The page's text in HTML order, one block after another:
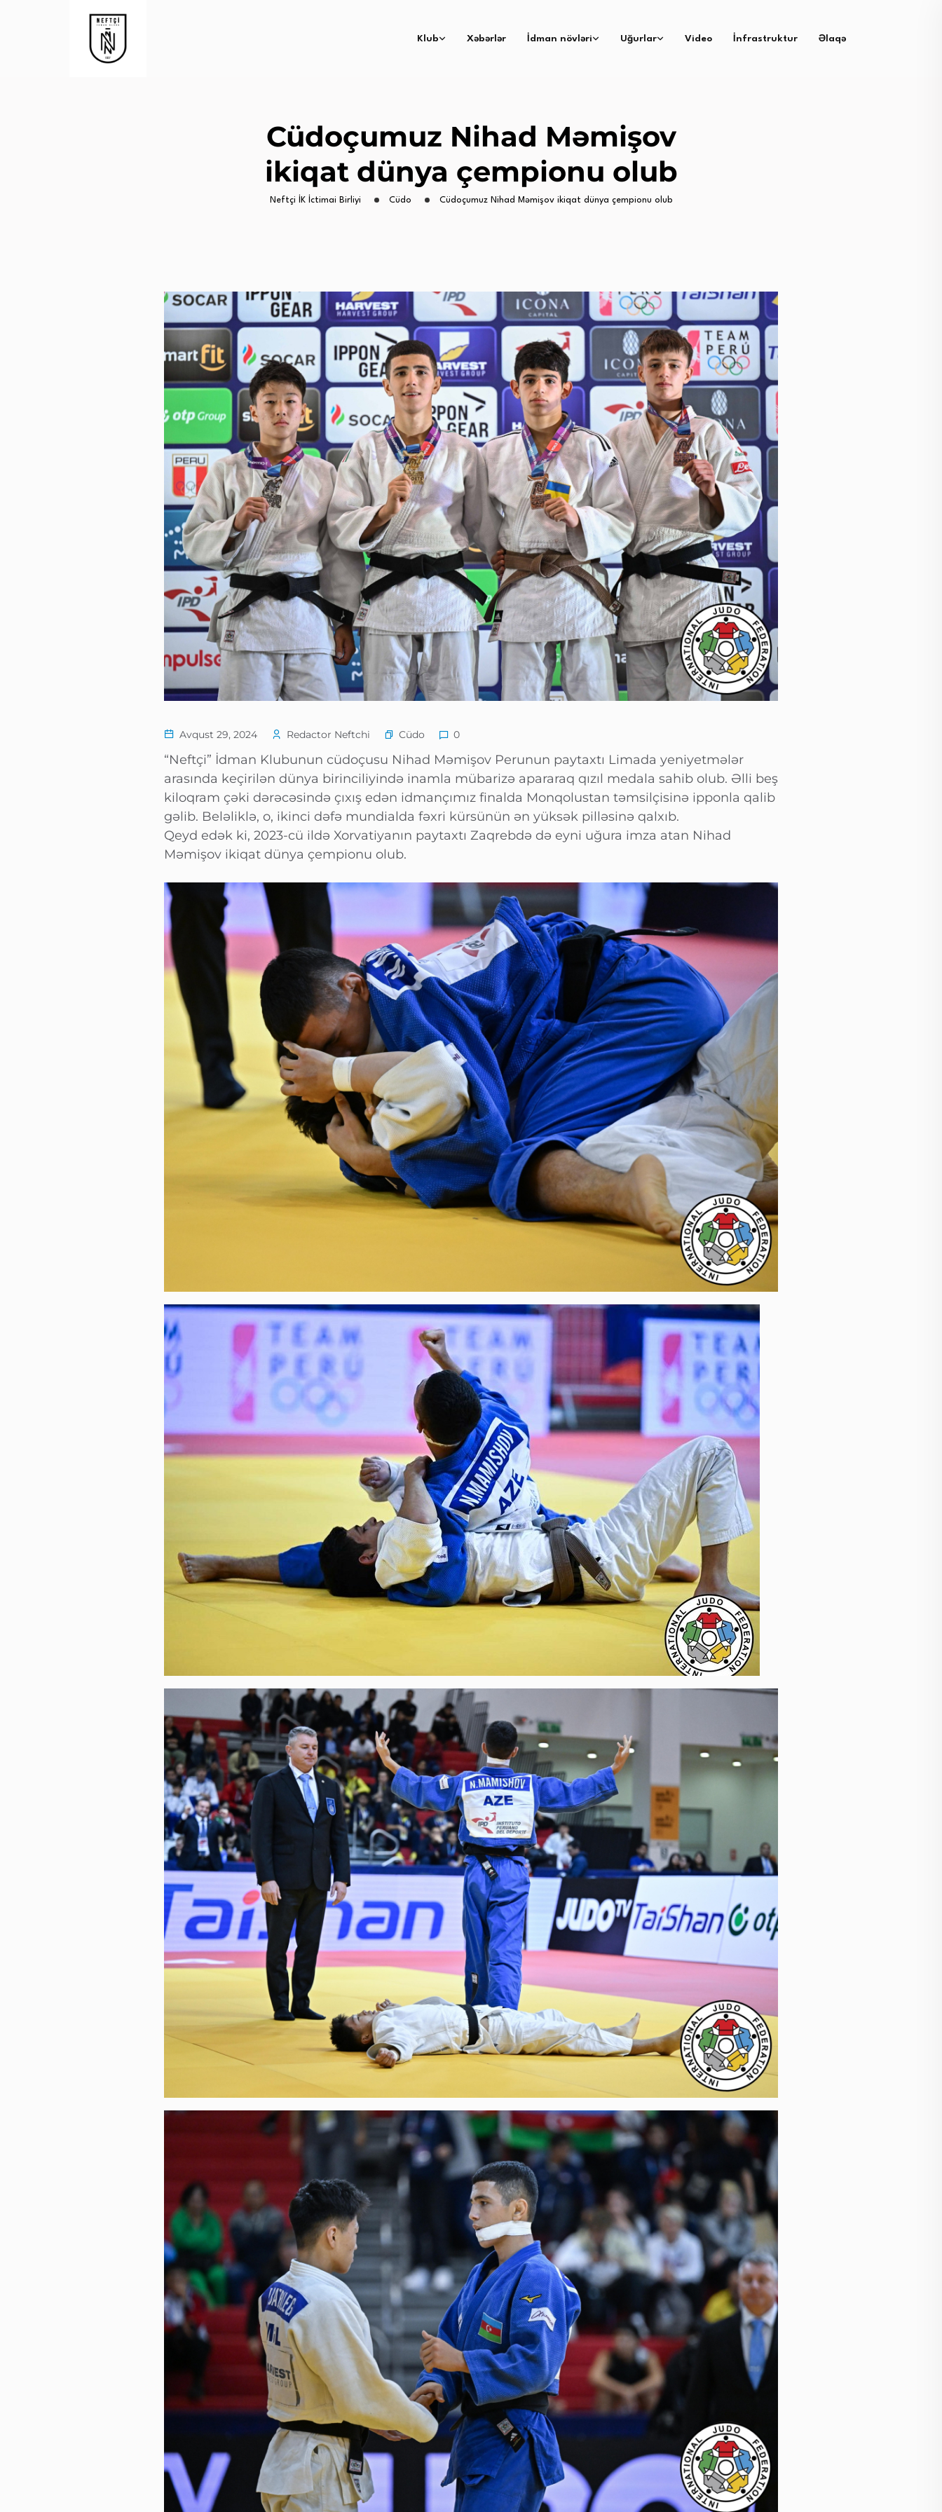
Klub Xəbərlər İdman növləri Uğurlar Video İnfrastruktur Əlaqə
Cüdoçumuz Nihad Məmişov
ikiqat dünya çempionu olub
Neftçi İK İctimai Birliyi Cüdo Cüdoçumuz Nihad Məmişov ikiqat dünya çempionu olub
Avqust 29, 2024 Redactor Neftchi Cüdo 0
“Neftçi” İdman Klubunun cüdoçusu Nihad Məmişov Perunun paytaxtı Limada yeniyetmələr
arasında keçirilən dünya birinciliyində inamla mübarizə apararaq qızıl medala sahib olub. Əlli beş
kiloqram çəki dərəcəsində çıxış edən idmançımız finalda Monqolustan təmsilçisinə ipponla qalib
gəlib. Beləliklə, o, ikinci dəfə mundialda fəxri kürsünün ən yüksək pilləsinə qalxıb.
Qeyd edək ki, 2023-cü ildə Xorvatiyanın paytaxtı Zaqrebdə də eyni uğura imza atan Nihad
Məmişov ikiqat dünya çempionu olub.